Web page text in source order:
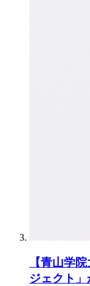
【青山学
ジェクト